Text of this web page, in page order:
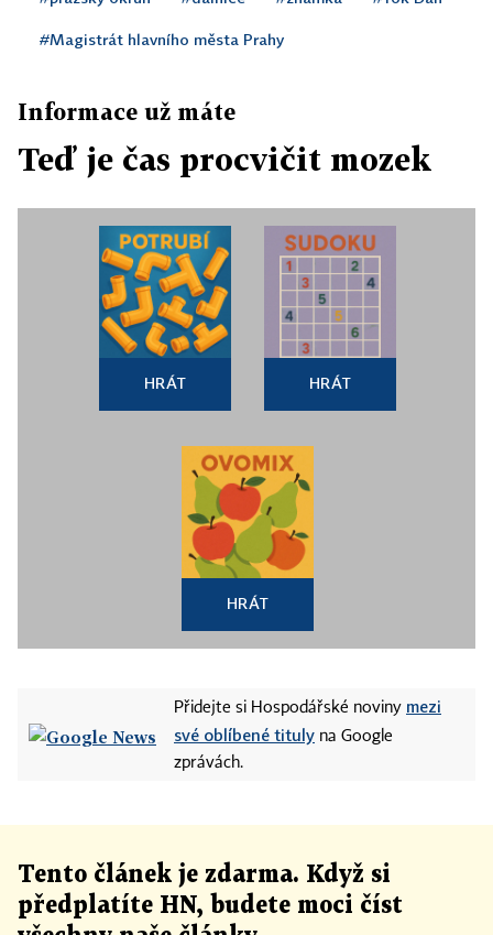
#Magistrát hlavního města Prahy
Informace už máte
Teď je čas procvičit mozek
HRÁT HRÁT
HRÁT
Přidejte si Hospodářské noviny mezi
své oblíbené tituly na Google
zprávách.
Tento článek je zdarma. Když si
předplatíte HN, budete moci číst